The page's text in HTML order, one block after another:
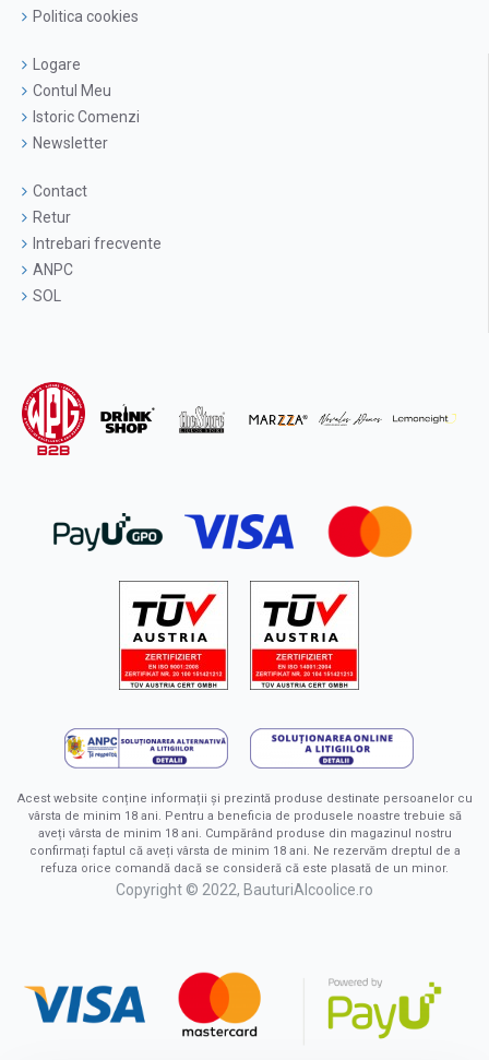
Politica cookies
Logare
Contul Meu
Istoric Comenzi
Newsletter
Contact
Retur
Intrebari frecvente
ANPC
SOL
Acest website conține informații și prezintă produse destinate persoanelor cu
vârsta de minim 18 ani. Pentru a beneficia de produsele noastre trebuie să
aveți vârsta de minim 18 ani. Cumpărând produse din magazinul nostru
confirmați faptul că aveți vârsta de minim 18 ani. Ne rezervăm dreptul de a
refuza orice comandă dacă se consideră că este plasată de un minor.
Copyright © 2022, BauturiAlcoolice.ro